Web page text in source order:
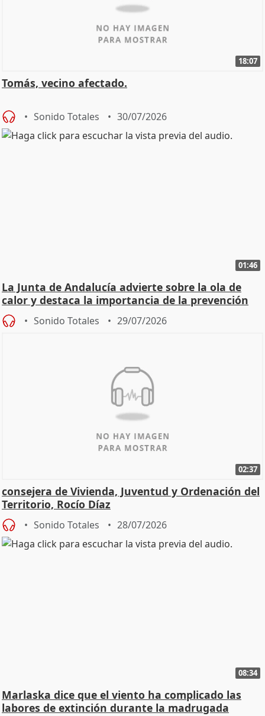
18:07
Tomás, vecino afectado.
Sonido Totales 30/07/2026
01:46
La Junta de Andalucía advierte sobre la ola de
calor y destaca la importancia de la prevención
Sonido Totales 29/07/2026
02:37
consejera de Vivienda, Juventud y Ordenación del
Territorio, Rocío Díaz
Sonido Totales 28/07/2026
08:34
Marlaska dice que el viento ha complicado las
labores de extinción durante la madrugada